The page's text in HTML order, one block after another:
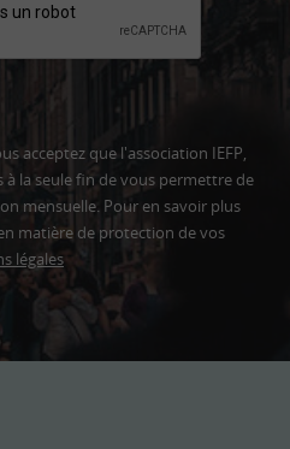
acceptez que l'association IEFP,
la seule fin de vous permettre de
mensuelle. Pour en savoir plus
matière de protection de vos
légales